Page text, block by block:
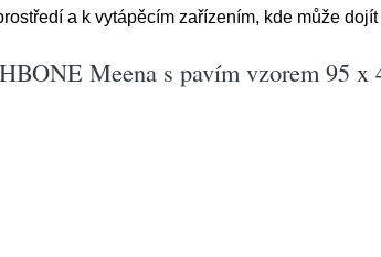
a k vytápěcím zařízením, kde může
Meena s pavím vzorem 95 x